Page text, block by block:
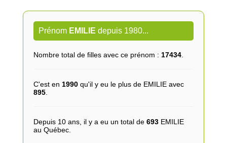
Prénom EMILIE depuis 1980...
Nombre total de filles avec ce prénom : 17434.
C'est en 1990qu'il y eu le plus de EMILIE avec
895.
Depuis 10 ans, il y a eu un total de 693EMILIE
au Québec.